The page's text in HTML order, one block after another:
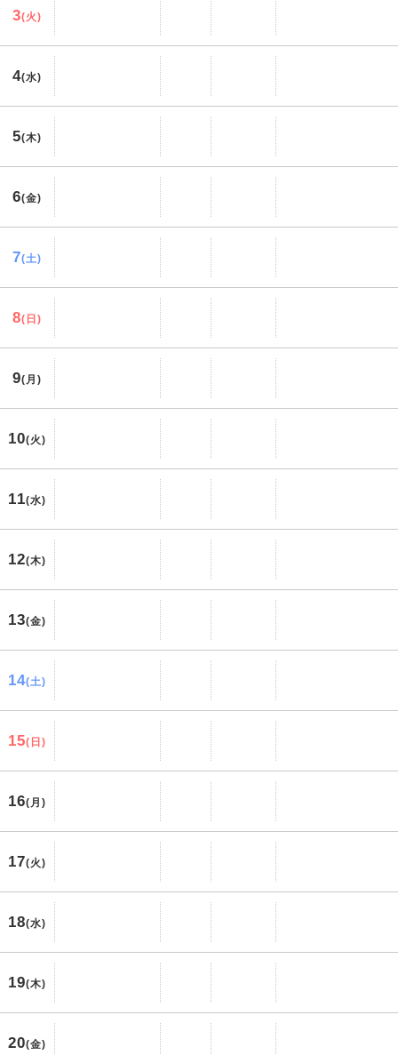
3(火)
4(水)
5(木)
6(金)
7(土)
8(日)
9(月)
10(火)
11(水)
12(木)
13(金)
14(土)
15(日)
16(月)
17(火)
18(水)
19(木)
20(金)